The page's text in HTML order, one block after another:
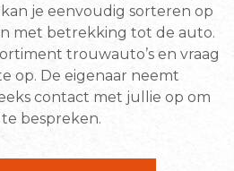
je eenvoudig sorteren op
met betrekking tot de auto.
trouwauto’s en vraag
op. De eigenaar neemt
contact met jullie op om
te bespreken.